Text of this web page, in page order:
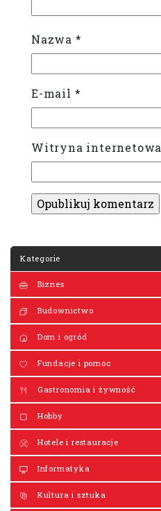
Kategorie
Biznes
Budownictwo
Dom i ogród
Fundacje i pomoc
Gastronomia i żywność
Hobby
Hotele i restauracje
Informatyka
Kultura i sztuka
Nazwa *
E-mail *
Witryna internetowa